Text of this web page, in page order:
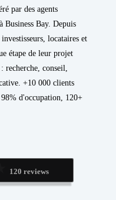
par des agents
Business Bay. Depuis
locataires et
étape de leur projet
recherche, conseil,
+10 000 clients
98% d'occupation, 120+
120 reviews